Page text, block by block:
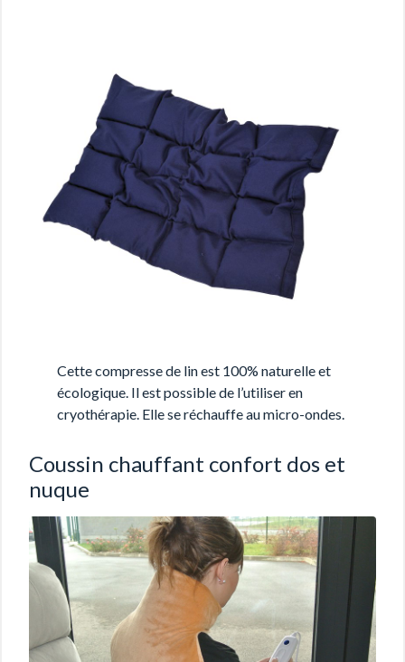
Cette compresse de lin est 100% naturelle et
écologique. Il est possible de l’utiliser en
cryothérapie. Elle se réchauffe au micro-ondes.
Coussin chauffant confort dos et
nuque